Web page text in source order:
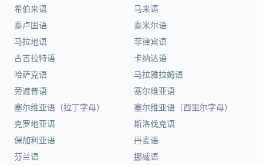
希伯来语
马来语
泰卢固语
泰米尔语
马拉地语
菲律宾语
古吉拉特语
卡纳达语
哈萨克语
马拉雅拉姆语
旁遮普语
塞尔维亚语
塞尔维亚语（拉丁字母）
塞尔维亚语（西里尔字母）
克罗地亚语
斯洛伐克语
保加利亚语
丹麦语
芬兰语
挪威语